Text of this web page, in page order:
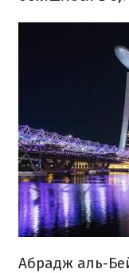
Абрадж аль-